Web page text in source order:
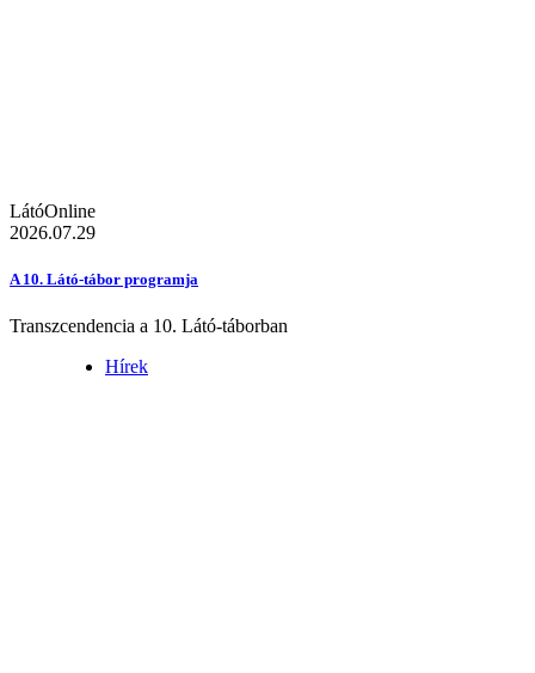
LátóOnline
2026.07.29
A 10. Látó-tábor programja
Transzcendencia a 10. Látó-táborban
Hírek